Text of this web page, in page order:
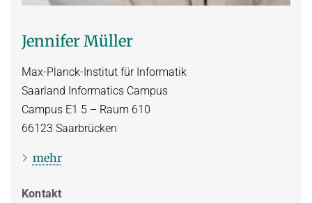
Jennifer Müller
Max-Planck-Institut für Informatik
Saarland Informatics Campus
Campus E1 5 – Raum 610
66123 Saarbrücken
mehr
Kontakt